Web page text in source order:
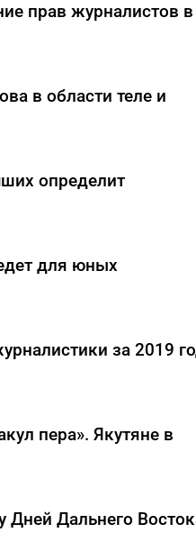
прав журналистов в
в области теле и
определит
для юных
за 2019
пера». Якутяне в
Дальнего